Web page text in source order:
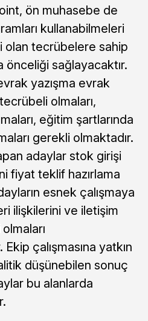
ön muhasebe de
kullanabilmeleri
tecrübelere sahip
önceliği sağlayacaktır.
yazışma evrak
olmaları,
eğitim şartlarında
gerekli olmaktadır.
adaylar stok girişi
fiyat teklif hazırlama
esnek çalışmaya
ilişkilerini ve iletişim
çalışmasına yatkın
düşünebilen sonuç
bu alanlarda